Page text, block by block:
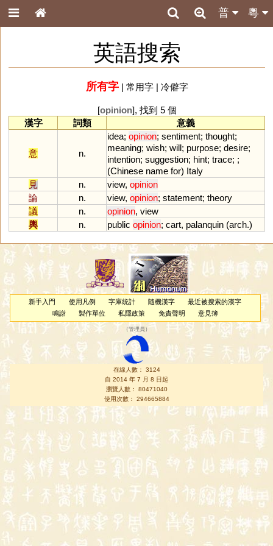
粵
普
英語搜索
所有字| 常用字| 冷僻字
[opinion], 找到 5 個
漢字
詞類 意義
意 n.
idea; opinion; sentiment; thought;
meaning; wish; will; purpose; desire;
intention; suggestion; hint; trace; ;
(Chinese name for) Italy
見
n. view, opinion
論
n. view, opinion; statement; theory
議
n. opinion, view
輿
n. public opinion; cart, palanquin (arch.)
新手入門 使用凡例 字庫統計 隨機漢字
最近被搜索的漢字
鳴謝
製作單位 私隱政策 免責聲明 意見簿
（管理員 ）
在線人數： 3124
自 2014 年 7 月 8 日起
瀏覽人數： 80471040
使用次數： 294665884